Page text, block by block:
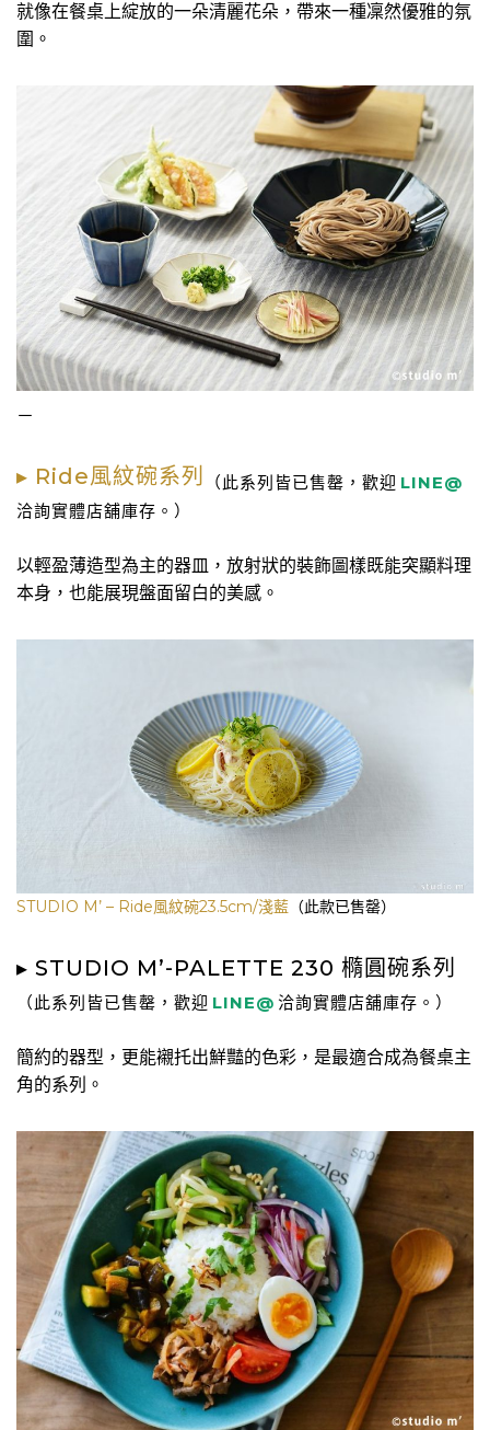
就像在餐桌上綻放的一朵清麗花朵，帶來一種凜然優雅的氛
圍。
－
▸ Ride風紋碗系列 （此系列皆已售罄，歡迎 LINE@
洽詢實體店舖庫存。）
以輕盈薄造型為主的器皿，放射狀的裝飾圖樣既能突顯料理
本身，也能展現盤面留白的美感。
STUDIO M’ – Ride風紋碗23.5cm/淺藍 （此款已售罄）
▸ STUDIO M’-PALETTE 230 橢圓碗系列
（此系列皆已售罄，歡迎 LINE@ 洽詢實體店舖庫存。）
簡約的器型，更能襯托出鮮豔的色彩，是最適合成為餐桌主
角的系列。